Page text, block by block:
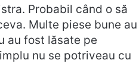
Probabil când o să
Multe piese bune au
au fost lăsate pe
nu se potriveau cu